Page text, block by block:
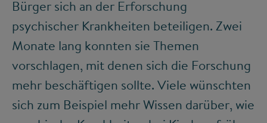
Bürger sich an der Erforschung
psychischer Krankheiten beteiligen. Zwei
Monate lang konnten sie Themen
vorschlagen, mit denen sich die Forschung
mehr beschäftigen sollte. Viele wünschten
sich zum Beispiel mehr Wissen darüber, wie